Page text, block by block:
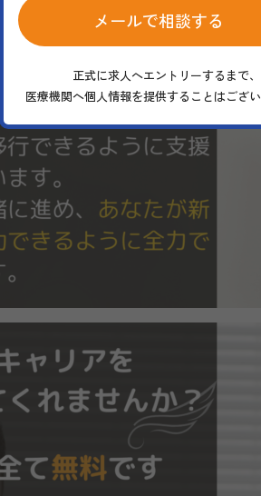
メールで相談する
正式に求人へエントリーするまで、
医療機関へ個人情報を提供することはござい